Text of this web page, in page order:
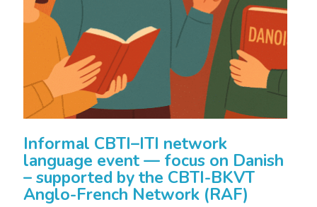
Informal CBTI–ITI network
language event — focus on Danish
– supported by the CBTI-BKVT
Anglo-French Network (RAF)